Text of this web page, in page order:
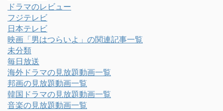
ドラマのレビュー
フジテレビ
日本テレビ
映画「男はつらいよ」の関連記事一覧
未分類
毎日放送
海外ドラマの見放題動画一覧
邦画の見放題動画一覧
韓国ドラマの見放題動画一覧
音楽の見放題動画一覧